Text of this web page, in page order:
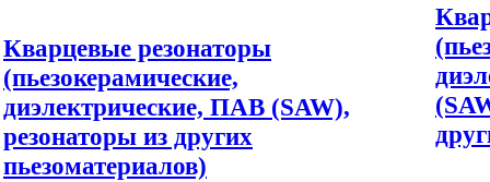
Кварцевые резонаторы
(пьезокерамические,
диэлектрические, ПАВ (SAW),
резонаторы из других
пьезоматериалов)